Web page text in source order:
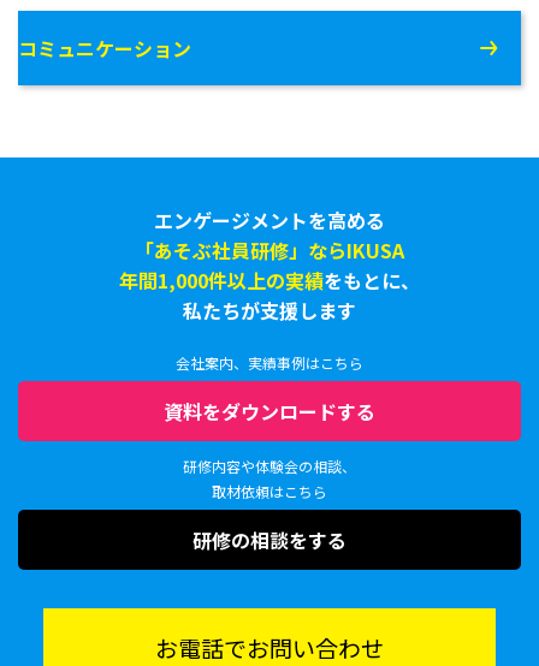
コミュニケーション
エンゲージメントを高める
「あそぶ社員研修」ならIKUSA
年間1,000件以上の実績をもとに、
私たちが支援します
会社案内、実績事例はこちら
資料をダウンロードする
研修内容や体験会の相談、
取材依頼はこちら
研修の相談をする
お電話でお問い合わせ